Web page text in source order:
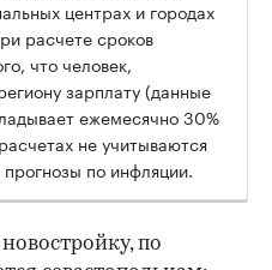
центрах и городах
расчете сроков
что человек,
зарплату (данные
ежемесячно 30%
не учитываются
по инфляции.
по